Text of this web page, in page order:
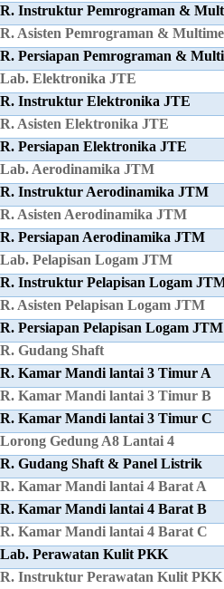
R. Instruktur Pemrograman &
R. Asisten Pemrograman &
R. Persiapan Pemrograman &
Lab. Elektronika JTE
R. Instruktur Elektronika JTE
R. Asisten Elektronika JTE
R. Persiapan Elektronika JTE
Lab. Aerodinamika JTM
R. Instruktur Aerodinamika JTM
R. Asisten Aerodinamika JTM
R. Persiapan Aerodinamika JTM
Lab. Pelapisan Logam JTM
R. Instruktur Pelapisan Logam
R. Asisten Pelapisan Logam JTM
R. Persiapan Pelapisan Logam JTM
R. Gudang Shaft
R. Kamar Mandi lantai 3 Timur A
R. Kamar Mandi lantai 3 Timur B
R. Kamar Mandi lantai 3 Timur C
Lorong Gedung A8 Lantai 4
R. Gudang Shaft & Panel Listrik
R. Kamar Mandi lantai 4 Barat A
R. Kamar Mandi lantai 4 Barat B
R. Kamar Mandi lantai 4 Barat C
Lab. Perawatan Kulit PKK
R. Instruktur Perawatan Kulit PKK